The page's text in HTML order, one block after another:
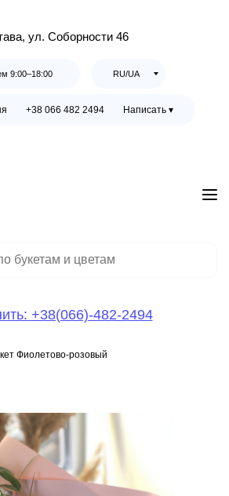
ул. Соборности 46
RU/UA
9:00–18:00
+38 066 482 2494 Написать ▾
+38(066)-482-2494
Фиолетово-розовый